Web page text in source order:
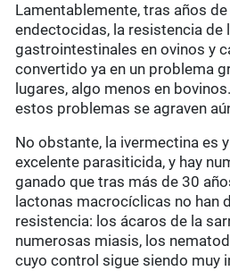
Lamentablemente, tras años
endectocidas, la resistencia de
gastrointestinales en ovinos y
convertido ya en un problema
lugares, algo menos en
estos problemas se agraven
No obstante, la ivermectina es
excelente parasiticida, y hay
ganado que tras más de 30
lactonas macrocíclicas no han
resistencia: los ácaros de la
numerosas miasis, los
cuyo control sigue siendo muy